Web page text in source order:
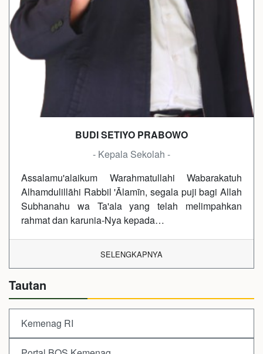
BUDI SETIYO PRABOWO
- Kepala Sekolah -
Assalamu'alaikum Warahmatullahi Wabarakatuh
Alhamdulillāhi Rabbil 'Ālamīn, segala puji bagi Allah
Subhanahu wa Ta'ala yang telah melimpahkan
rahmat dan karunia-Nya kepada…
SELENGKAPNYA
Tautan
Kemenag RI